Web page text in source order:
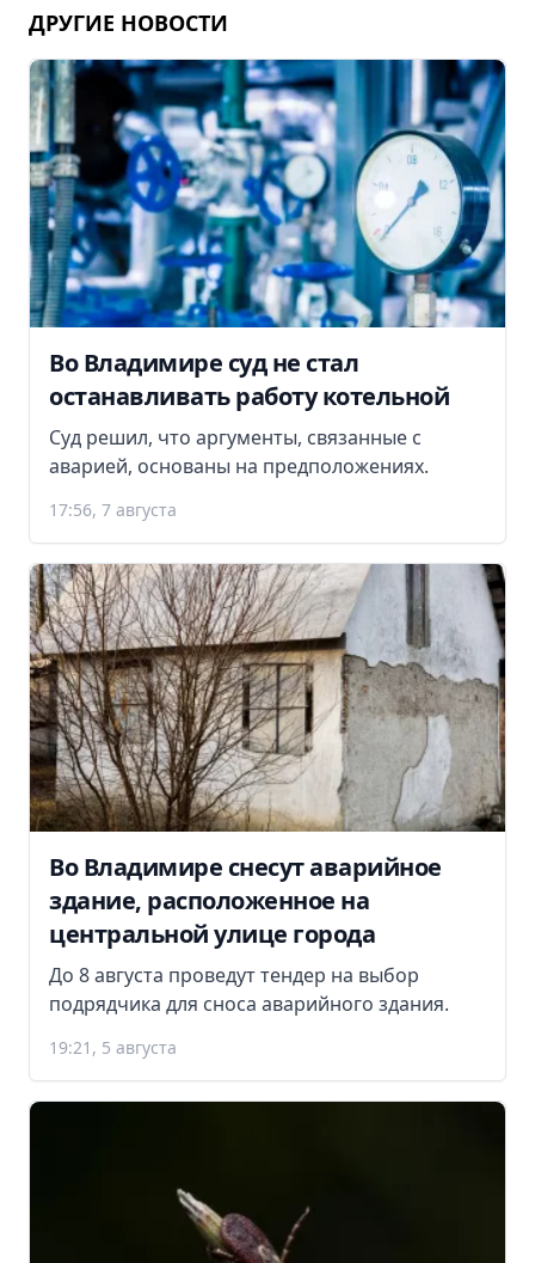
ДРУГИЕ НОВОСТИ
Во Владимире суд не стал
останавливать работу котельной
Суд решил, что аргументы, связанные с
аварией, основаны на предположениях.
17:56, 7 августа
Во Владимире снесут аварийное
здание, расположенное на
центральной улице города
До 8 августа проведут тендер на выбор
подрядчика для сноса аварийного здания.
19:21, 5 августа